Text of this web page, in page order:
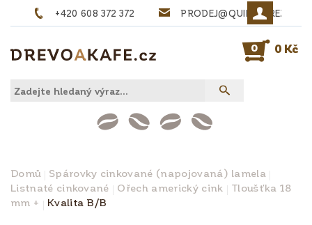
+420 608 372 372 PRODEJ@QUINTA-
0 0 Kč
Domů
Spárovky cinkované (napojovaná) lamela
Listnaté cinkované
Ořech americký cink
Tloušťka 18
mm +
Kvalita B/B